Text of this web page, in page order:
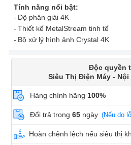
Tính năng nổi bật:
Độ phân giải 4K
Thiết kế MetalStream tinh tế
Bộ xử lý hình ảnh Crystal 4K
Độc quyền
Siêu Thị Điện Máy -
Hàng chính hãng 100%
Đổi trả trong 65 ngày (Nếu do
Hoàn chênh lệch nếu siêu thị